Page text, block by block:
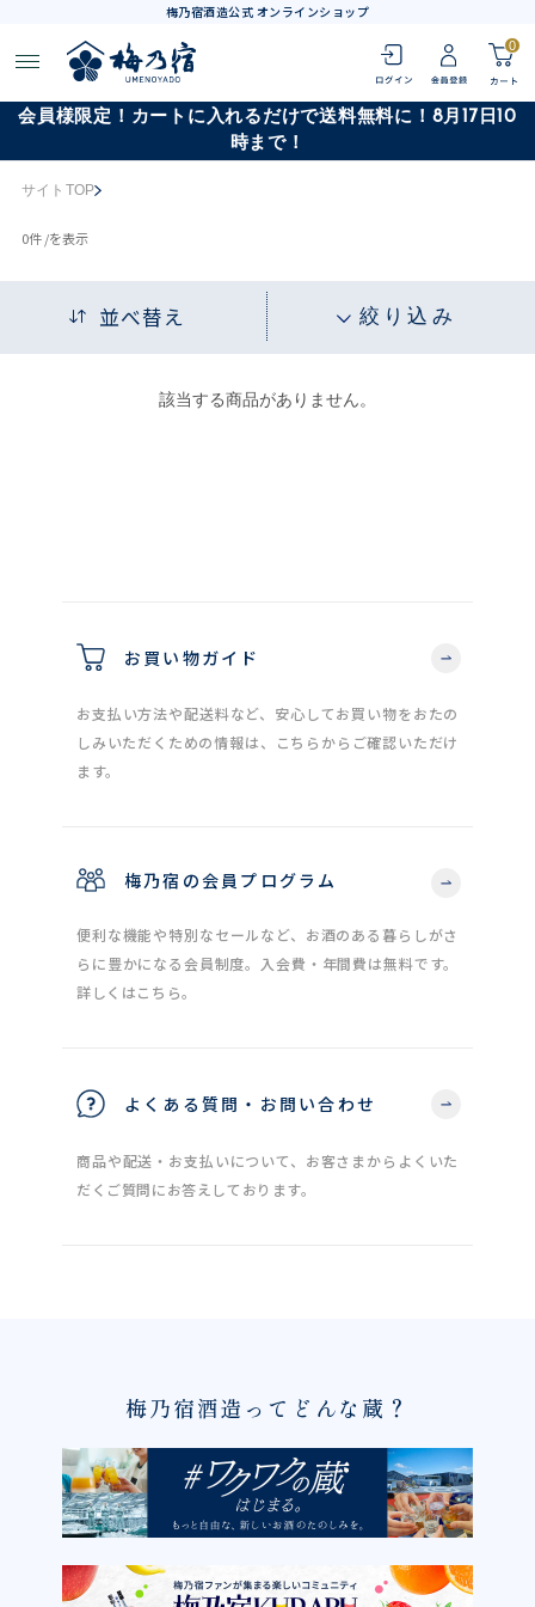
梅乃宿酒造公式 オンラインショップ
0
会員様限定！カートに入れるだけで送料無料に！8月17日10
時まで！
サイトTOP
0件 /を表示
並べ替え 絞り込み
該当する商品がありません。
お買い物ガイド
お支払い方法や配送料など、安心してお買い物をおたの
しみいただくための情報は、こちらからご確認いただけ
ます。
梅乃宿の会員プログラム
便利な機能や特別なセールなど、お酒のある暮らしがさ
らに豊かになる会員制度。入会費・年間費は無料です。
詳しくはこちら。
よくある質問・お問い合わせ
商品や配送・お支払いについて、お客さまからよくいた
だくご質問にお答えしております。
梅乃宿酒造ってどんな蔵？